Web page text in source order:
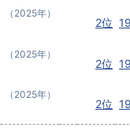
（2025年）
2位
（2025年）
2位
（2025年）
2位